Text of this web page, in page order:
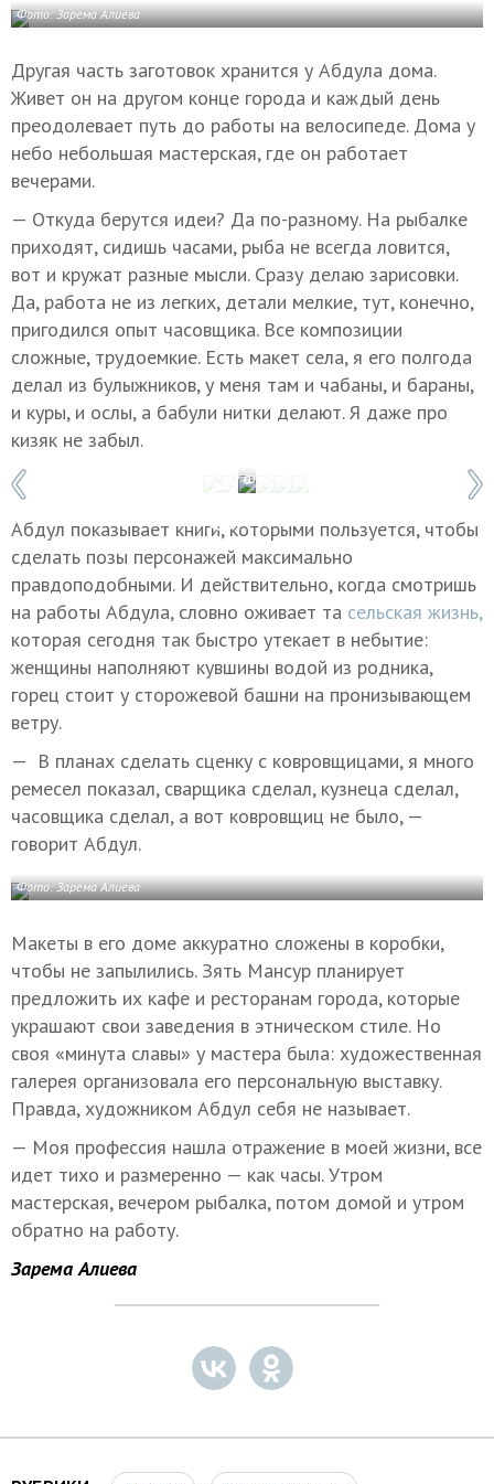
Фото: Зарема Алиева
Другая часть заготовок хранится у Абдула дома.
Живет он на другом конце города и каждый день
преодолевает путь до работы на велосипеде. Дома у
небо небольшая мастерская, где он работает
вечерами.
— Откуда берутся идеи? Да по-разному. На рыбалке
приходят, сидишь часами, рыба не всегда ловится,
вот и кружат разные мысли. Сразу делаю зарисовки.
Да, работа не из легких, детали мелкие, тут, конечно,
пригодился опыт часовщика. Все композиции
сложные, трудоемкие. Есть макет села, я его полгода
делал из булыжников, у меня там и чабаны, и бараны,
и куры, и ослы, а бабули нитки делают. Я даже про
кизяк не забыл.
Фото: Зарема Алиева
1 / 6
Абдул показывает книги, которыми пользуется, чтобы
сделать позы персонажей максимально
правдоподобными. И действительно, когда смотришь
на работы Абдула, словно оживает та сельская жизнь,
которая сегодня так быстро утекает в небытие:
женщины наполняют кувшины водой из родника,
горец стоит у сторожевой башни на пронизывающем
ветру.
— В планах сделать сценку с ковровщицами, я много
ремесел показал, сварщика сделал, кузнеца сделал,
часовщика сделал, а вот ковровщиц не было, —
говорит Абдул.
Фото: Зарема Алиева
Макеты в его доме аккуратно сложены в коробки,
чтобы не запылились. Зять Мансур планирует
предложить их кафе и ресторанам города, которые
украшают свои заведения в этническом стиле. Но
своя «минута славы» у мастера была: художественная
галерея организовала его персональную выставку.
Правда, художником Абдул себя не называет.
— Моя профессия нашла отражение в моей жизни, все
идет тихо и размеренно — как часы. Утром
мастерская, вечером рыбалка, потом домой и утром
обратно на работу.
Зарема Алиева